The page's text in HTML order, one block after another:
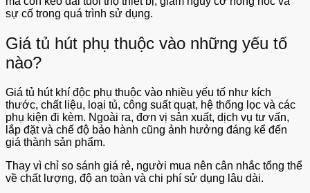
sự cố trong quá trình sử dụng.
Giá tủ hút phụ thuộc vào những yếu tố
nào?
Giá tủ hút khí độc phụ thuộc vào nhiều yếu tố như kích
thước, chất liệu, loại tủ, công suất quạt, hệ thống lọc và các
phụ kiện đi kèm. Ngoài ra, đơn vị sản xuất, dịch vụ tư vấn,
lắp đặt và chế độ bảo hành cũng ảnh hưởng đáng kể đến
giá thành sản phẩm.
Thay vì chỉ so sánh giá rẻ, người mua nên cân nhắc tổng thể
về chất lượng, độ an toàn và chi phí sử dụng lâu dài.